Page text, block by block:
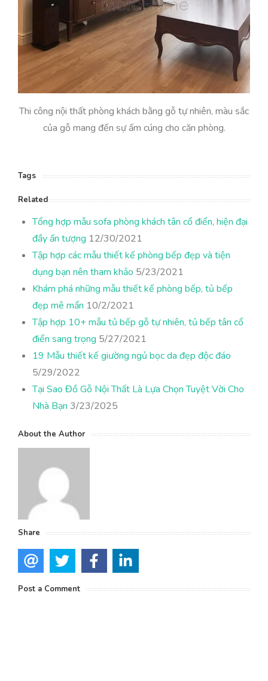
Thi công nội thất phòng khách bằng gỗ tự nhiên, màu sắc
của gỗ mang đến sự ấm cúng cho căn phòng.
Tags
Related
Tổng hợp mẫu sofa phòng khách tân cổ điển, hiện đại
đầy ấn tượng 12/30/2021
Tập hợp các mẫu thiết kế phòng bếp đẹp và tiện
dụng bạn nên tham khảo 5/23/2021
Khám phá những mẫu thiết kế phòng bếp, tủ bếp
đẹp mê mẩn 10/2/2021
Tập hợp 10+ mẫu tủ bếp gỗ tự nhiên, tủ bếp tân cổ
điển sang trọng 5/27/2021
19 Mẫu thiết kế giường ngủ bọc da đẹp độc đáo
5/29/2022
Tại Sao Đồ Gỗ Nội Thất Là Lựa Chọn Tuyệt Vời Cho
Nhà Bạn 3/23/2025
About the Author
Share
Post a Comment